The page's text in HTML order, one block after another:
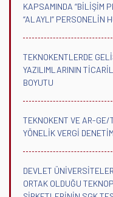
KAPSAMINDA “BİLİŞİM
“ALAYLI” PERSONELİN
TEKNOKENTLERDE
YAZILIMLARININ
BOYUTU
TEKNOKENT VE AR-GE/
YÖNELİK VERGİ
DEVLET
ORTAK OLDUĞU